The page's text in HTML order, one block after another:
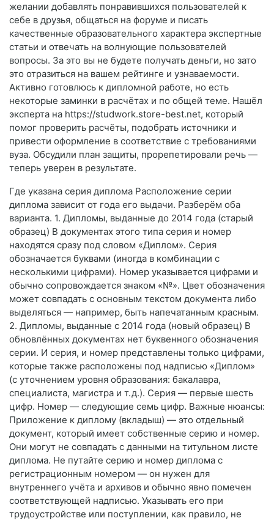
желании добавлять понравившихся пользователей к
себе в друзья, общаться на форуме и писать
качественные образовательного характера экспертные
статьи и отвечать на волнующие пользователей
вопросы. За это вы не будете получать деньги, но зато
это отразиться на вашем рейтинге и узнаваемости.
Активно готовлюсь к дипломной работе, но есть
некоторые заминки в расчётах и по общей теме. Нашёл
эксперта на https://studwork.store-best.net, который
помог проверить расчёты, подобрать источники и
привести оформление в соответствие с требованиями
вуза. Обсудили план защиты, прорепетировали речь —
теперь уверен в результате.
Где указана серия диплома Расположение серии
диплома зависит от года его выдачи. Разберём оба
варианта. 1. Дипломы, выданные до 2014 года (старый
образец) В документах этого типа серия и номер
находятся сразу под словом «Диплом». Серия
обозначается буквами (иногда в комбинации с
несколькими цифрами). Номер указывается цифрами и
обычно сопровождается знаком «№». Цвет обозначения
может совпадать с основным текстом документа либо
выделяться — например, быть напечатанным красным.
2. Дипломы, выданные с 2014 года (новый образец) В
обновлённых документах нет буквенного обозначения
серии. И серия, и номер представлены только цифрами,
которые также расположены под надписью «Диплом»
(с уточнением уровня образования: бакалавра,
специалиста, магистра и т. д.). Серия — первые шесть
цифр. Номер — следующие семь цифр. Важные нюансы:
Приложение к диплому (вкладыш) — это отдельный
документ, который имеет собственные серию и номер.
Они могут не совпадать с данными на титульном листе
диплома. Не путайте серию и номер диплома с
регистрационным номером — он нужен для
внутреннего учёта и архивов и обычно явно помечен
соответствующей надписью. Указывать его при
трудоустройстве или поступлении, как правило, не